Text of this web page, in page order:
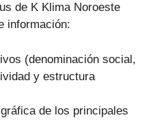
de K Klima Noroeste
información:
(denominación social,
y estructura
de los principales